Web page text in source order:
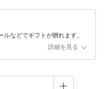
などでギフトが贈れます。
詳細を見る